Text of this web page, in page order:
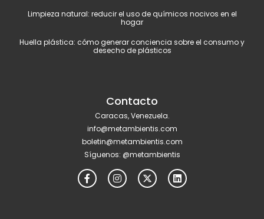
Limpieza natural: reducir el uso de químicos nocivos en el
hogar
Huella plástica: cómo generar conciencia sobre el consumo y
desecho de plásticos
Contacto
Caracas, Venezuela.
info@metambientis.com
boletin@metambientis.com
Síguenos: @metambientis